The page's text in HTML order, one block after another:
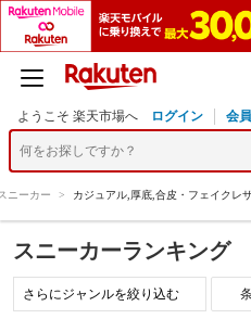
ようこそ 楽天市場へ ログイン 会
ニーカー > カジュアル,厚底,合皮・フェイクレ
スニーカーランキング